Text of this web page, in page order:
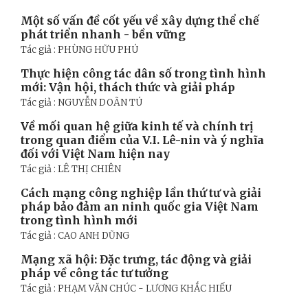
Một số vấn đề cốt yếu về xây dựng thể chế
phát triển nhanh - bền vững
Tác giả : PHÙNG HỮU PHÚ
Thực hiện công tác dân số trong tình hình
mới: Vận hội, thách thức và giải pháp
Tác giả : NGUYỄN DOÃN TÚ
Về mối quan hệ giữa kinh tế và chính trị
trong quan điểm của V.I. Lê-nin và ý nghĩa
đối với Việt Nam hiện nay
Tác giả : LÊ THỊ CHIÊN
Cách mạng công nghiệp lần thứ tư và giải
pháp bảo đảm an ninh quốc gia Việt Nam
trong tình hình mới
Tác giả : CAO ANH DŨNG
Mạng xã hội: Đặc trưng, tác động và giải
pháp về công tác tư tưởng
Tác giả : PHẠM VĂN CHÚC - LƯƠNG KHẮC HIẾU